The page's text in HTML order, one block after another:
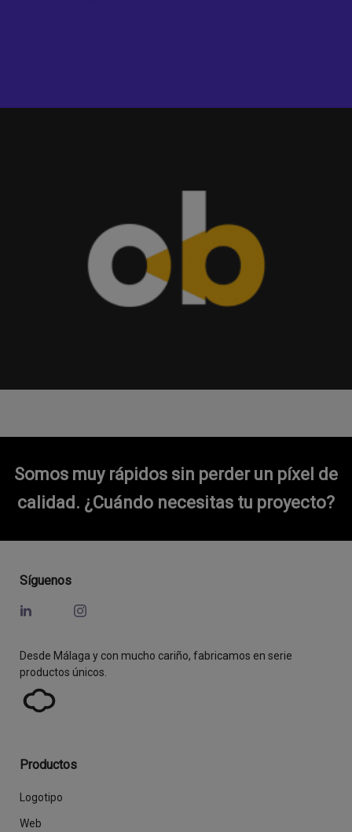
Somos muy rápidos sin perder un píxel de
calidad. ¿Cuándo necesitas tu proyecto?
Síguenos
Desde Málaga y con mucho cariño, fabricamos en serie
productos únicos.
Productos
Logotipo
Web